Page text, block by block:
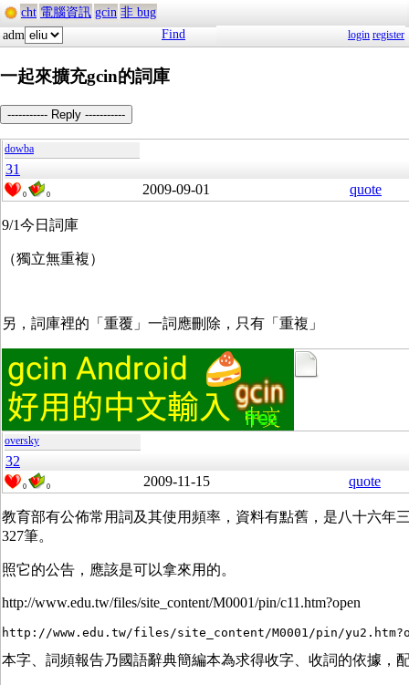
cht 電腦資訊 gcin 非 bug
adm
Find login register
一起來擴充gcin的詞庫
----------- Reply -----------
dowba
31
0 0 2009-09-01 quote
9/1今日詞庫
（獨立無重複）
另，詞庫裡的「重覆」一詞應刪除，只有「重複」
oversky
32
0 0 2009-11-15 quote
教育部有公佈常用詞及其使用頻率，資料有點舊，是八十六年
327筆。
照它的公告，應該是可以拿來用的。
http://www.edu.tw/files/site_content/M0001/pin/c11.htm?open
本字、詞頻報告乃國語辭典簡編本為求得收字、收詞的依據，